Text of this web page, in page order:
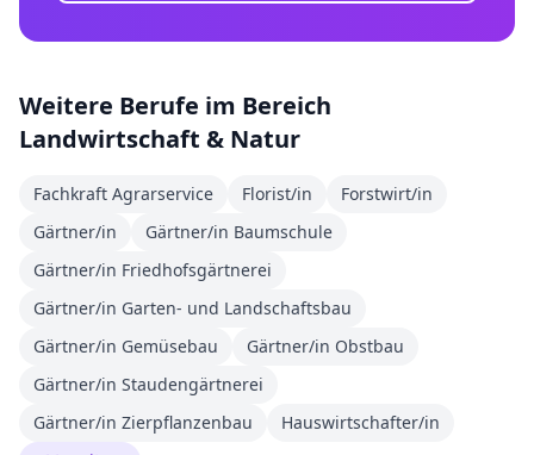
Weitere Berufe im Bereich
Landwirtschaft & Natur
Fachkraft Agrarservice Florist/in
Forstwirt/in
Gärtner/in
Gärtner/in Baumschule
Gärtner/in Friedhofsgärtnerei
Gärtner/in Garten- und Landschaftsbau
Gärtner/in Gemüsebau
Gärtner/in Obstbau
Gärtner/in Staudengärtnerei
Gärtner/in Zierpflanzenbau
Hauswirtschafter/in